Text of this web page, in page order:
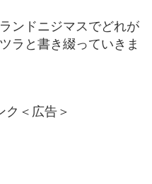
ンドニジマスでどれが
ラと書き綴っていきま
ク＜広告＞